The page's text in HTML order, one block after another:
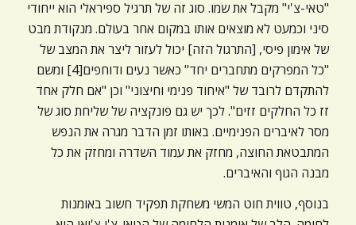
"טאי-צ'י" מקבל את שמו. סוג זה של תרגיל ספיראלי הוא ייחודי
סיני וכמעט לא מוצאים אותו במקום אחר בעולם. מנקודת מבט
של אימון פיסי, [התרגול הזה] יכול לעזור ליצר את המצב של
"כל המפרקים מתחברים יחד" כאשר נעים ודוחפים[4] ומשם
להתקדם לרובד של "איחוד פנימי וחיצוני" וכן "אם חלק אחד
זז כל החלקים זזים". לכך יש גם פונקציה של שליחת סוג של
מסר לאיברים הפנימיים. באותו זמן הדבר מגרה את הנפש
המתבטאת החוצה, מחזק את עמוד השדרה ומחזק את כל
מבנה הגוף והאיברים.
בנוסף, טווית חוט המשי משחקת תפקיד חשוב באומנות